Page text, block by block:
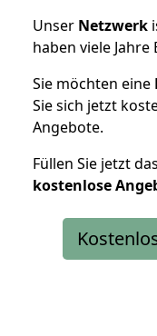
Unser Netzwerk
haben viele
Sie möchten eine
Sie sich jetzt
Angebote.
Füllen Sie jetzt
kostenlose